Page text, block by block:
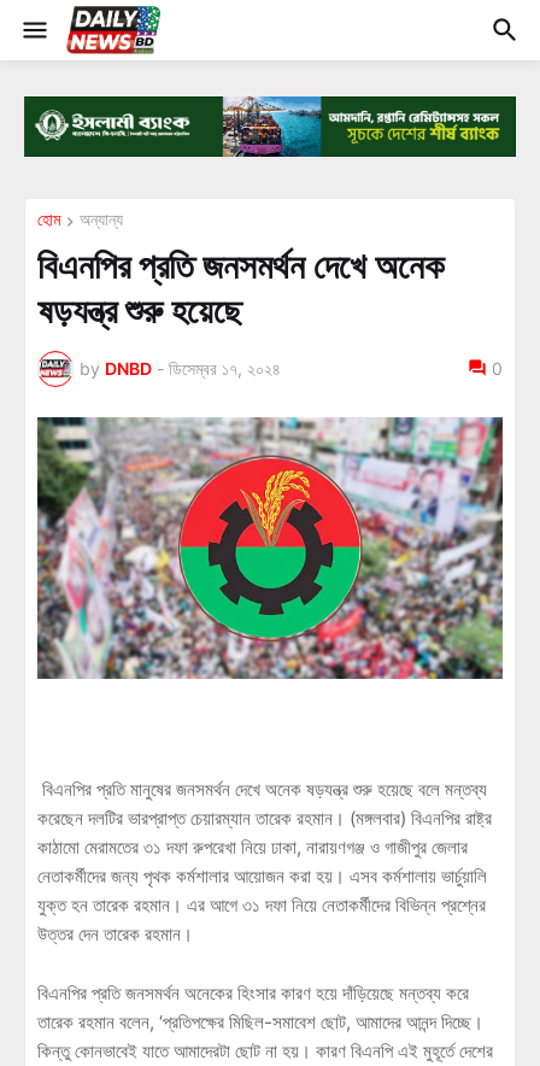
হোম অন্যান্য
বিএনপির প্রতি জনসমর্থন দেখে অনেক
ষড়যন্ত্র শুরু হয়েছে
by DNBD - ডিসেম্বর ১৭, ২০২৪ 0
বিএনপির প্রতি মানুষের জনসমর্থন দেখে অনেক ষড়যন্ত্র শুরু হয়েছে বলে মন্তব্য
করেছেন দলটির ভারপ্রাপ্ত চেয়ারম্যান তারেক রহমান। (মঙ্গলবার) বিএনপির রাষ্ট্র
কাঠামো মেরামতের ৩১ দফা রুপরেখা নিয়ে ঢাকা, নারায়ণগঞ্জ ও গাজীপুর জেলার
নেতাকর্মীদের জন্য পৃথক কর্মশালার আয়োজন করা হয়। এসব কর্মশালায় ভার্চুয়ালি
যুক্ত হন তারেক রহমান। এর আগে ৩১ দফা নিয়ে নেতাকর্মীদের বিভিন্ন প্রশ্নের
উত্তর দেন তারেক রহমান।
বিএনপির প্রতি জনসমর্থন অনেকের হিংসার কারণ হয়ে দাঁড়িয়েছে মন্তব্য করে
তারেক রহমান বলেন, ‘প্রতিপক্ষের মিছিল-সমাবেশ ছোট, আমাদের আনন্দ দিচ্ছে।
কিন্তু কোনভাবেই যাতে আমাদেরটা ছোট না হয়। কারণ বিএনপি এই মুহূর্তে দেশের